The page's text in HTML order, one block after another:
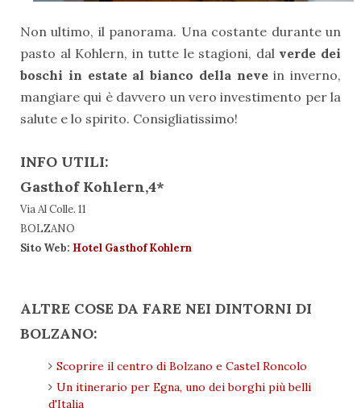
Non ultimo, il panorama. Una costante durante un
pasto al Kohlern, in tutte le stagioni, dal verde dei
boschi in estate al bianco della nevein inverno,
mangiare qui è davvero un vero investimento per la
salute e lo spirito. Consigliatissimo!
INFO UTILI:
Gasthof Kohlern,4*
Via Al Colle. 11
BOLZANO
Sito Web: Hotel Gasthof Kohlern
ALTRE COSE DA FARE NEI DINTORNI DI
BOLZANO:
Scoprire il centro di Bolzano e Castel Roncolo
Un itinerario per Egna, uno dei borghi più belli
d'Italia